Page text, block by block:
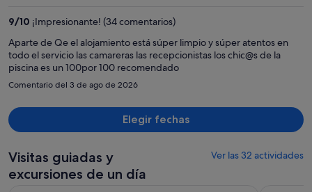
por
persona
9/10 ¡Impresionante! (34 comentarios)
Aparte de Qe el alojamiento está súper limpio y súper atentos en
todo el servicio las camareras las recepcionistas los chic@s de la
piscina es un 100por 100 recomendado
Comentario del 3 de ago de 2026
Elegir fechas
Visitas guiadas y
excursiones de un día
Ver las 32 actividades